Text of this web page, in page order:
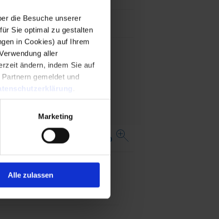
die Besuche unserer
Sie optimal zu gestalten
in Cookies) auf Ihrem
aller
ändern, indem Sie auf
gemeldet und
Marketing
Alle zulassen
vollständige Tabelle 4850.3700